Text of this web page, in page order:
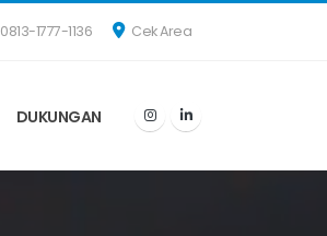
0813-1777-1136 Cek Area
DUKUNGAN